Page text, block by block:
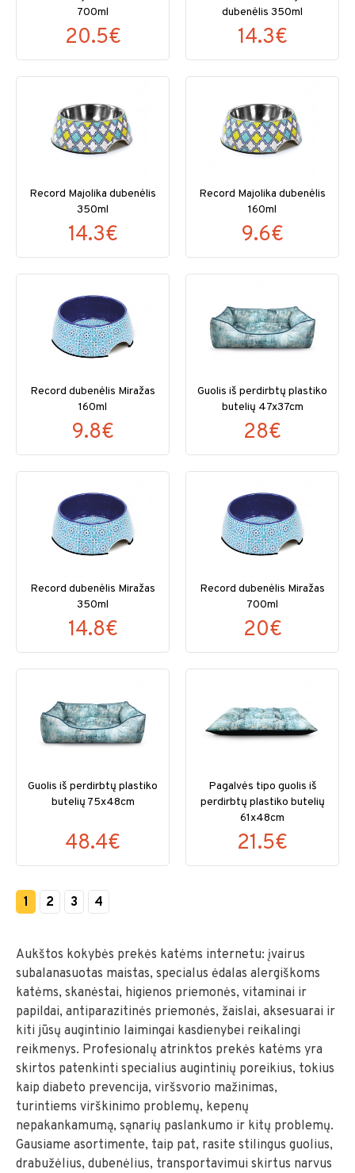
700ml
20.5€
dubenėlis 350ml
14.3€
Record Majolika dubenėlis
350ml
14.3€
Record Majolika dubenėlis
160ml
9.6€
Record dubenėlis Miražas
160ml
9.8€
Guolis iš perdirbtų plastiko
butelių 47x37cm
28€
Record dubenėlis Miražas
350ml
14.8€
Record dubenėlis Miražas
700ml
20€
Guolis iš perdirbtų plastiko
butelių 75x48cm
48.4€
Pagalvės tipo guolis iš
perdirbtų plastiko butelių
61x48cm
21.5€
1 2 3 4
Aukštos kokybės prekės katėms internetu: įvairus
subalanasuotas maistas, specialus ėdalas alergiškoms
katėms, skanėstai, higienos priemonės, vitaminai ir
papildai, antiparazitinės priemonės, žaislai, aksesuarai ir
kiti jūsų augintinio laimingai kasdienybei reikalingi
reikmenys. Profesionalų atrinktos prekės katėms yra
skirtos patenkinti specialius augintinių poreikius, tokius
kaip diabeto prevencija, viršsvorio mažinimas,
turintiems virškinimo problemų, kepenų
nepakankamumą, sąnarių paslankumo ir kitų problemų.
Gausiame asortimente, taip pat, rasite stilingus guolius,
drabužėlius, dubenėlius, transportavimui skirtus narvus